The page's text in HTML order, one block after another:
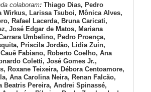
colaboram: Thiago Dias, Pedro
Wirkus, Larissa Tsuboi, Mônica Alves,
Rafael Lacerda, Bruna Caricati,
José Edgar de Matos, Mariana
Umbelino, Pedro Proença,
Priscila Jordão, Lidia Zuin,
Fabiano, Roberto Coelho, Ana
Coletti, José Gomes Jr.,
Roxane Teixeira, Débora Centoamore,
Ana Carolina Neira, Renan Falcão,
Beatris Pereira, Andrei Spinassé,